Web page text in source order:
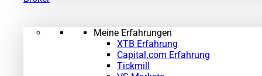
Meine Erfahrungen
XTB Erfahrung
Capital.com Erfahrung
Tickmill